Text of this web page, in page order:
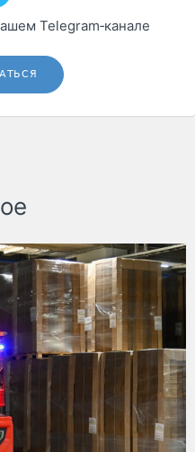
Telegram‑канале